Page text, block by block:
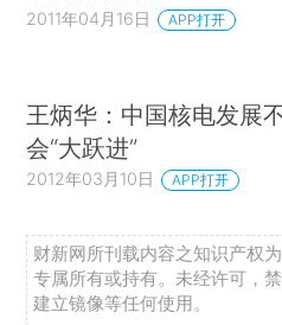
2011年04月16日 APP打开
王炳华：中国核电发展
会“大跃进”
2012年03月10日 APP打开
财新网所刊载内容之知识产权
专属所有或持有。未经许可，
建立镜像等任何使用。